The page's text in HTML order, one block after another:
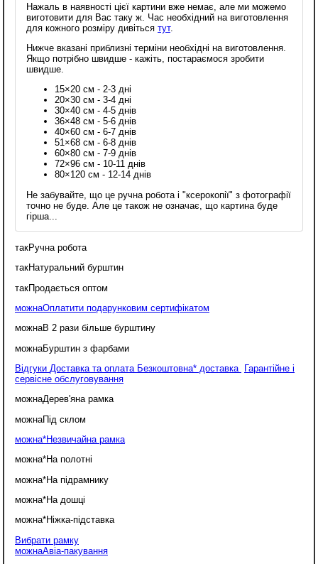
Нажаль в наявності цієї картини вже немає, але ми можемо
виготовити для Вас таку ж. Час необхідний на виготовлення
для кожного розміру дивіться тут.
Нижче вказані приблизні терміни необхідні на виготовлення.
Якщо потрібно швидше - кажіть, постараємося зробити
швидше.
15×20 см - 2-3 дні
20×30 см - 3-4 дні
30×40 см - 4-5 днів
36×48 см - 5-6 днів
40×60 см - 6-7 днів
51×68 см - 6-8 днів
60×80 см - 7-9 днів
72×96 см - 10-11 днів
80×120 см - 12-14 днів
Не забувайте, що це ручна робота і "ксерокопії" з фотографії
точно не буде. Але це також не означає, що картина буде
гірша...
такРучна робота
такНатуральний бурштин
такПродається оптом
можнаОплатити подарунковим сертифікатом
можнаВ 2 рази більше бурштину
можнаБурштин з фарбами
Відгуки Доставка та оплата Безкоштовна* доставка Гарантійне і
сервісне обслуговування
можнаДерев'яна рамка
можнаПід склом
можна*Незвичайна рамка
можна*На полотні
можна*На підрамнику
можна*На дошці
можна*Ніжка-підставка
Вибрати рамку
можнаАвіа-пакування